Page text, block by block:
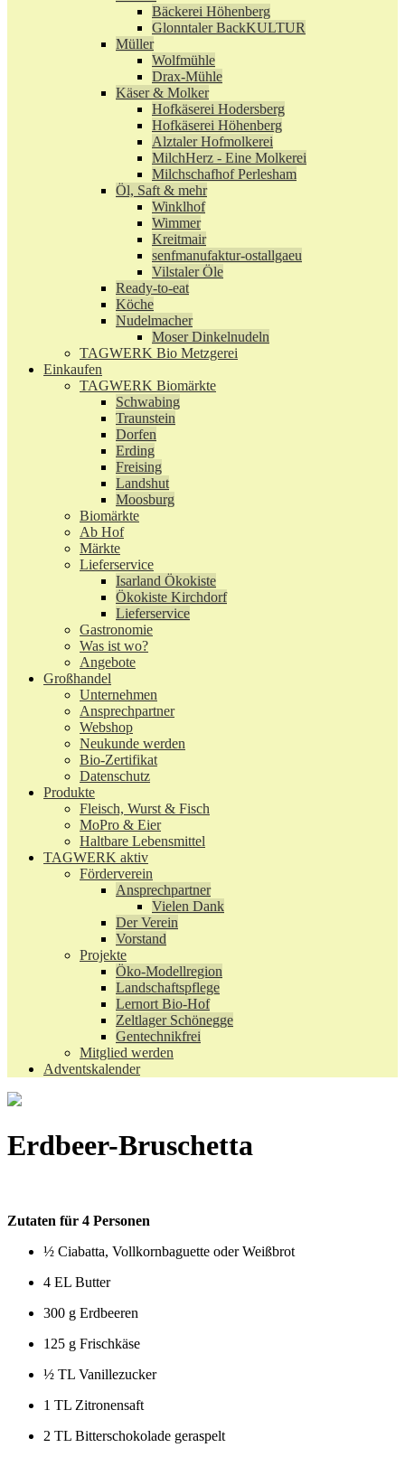
Bäckerei Höhenberg
Glonntaler BackKULTUR
Müller
Wolfmühle
Drax-Mühle
Käser & Molker
Hofkäserei Hodersberg
Hofkäserei Höhenberg
Alztaler Hofmolkerei
MilchHerz - Eine Molkerei
Milchschafhof Perlesham
Öl, Saft & mehr
Winklhof
Wimmer
Kreitmair
senfmanufaktur-ostallgaeu
Vilstaler Öle
Ready-to-eat
Köche
Nudelmacher
Moser Dinkelnudeln
TAGWERK Bio Metzgerei
Einkaufen
TAGWERK Biomärkte
Schwabing
Traunstein
Dorfen
Erding
Freising
Landshut
Moosburg
Biomärkte
Ab Hof
Märkte
Lieferservice
Isarland Ökokiste
Ökokiste Kirchdorf
Lieferservice
Gastronomie
Was ist wo?
Angebote
Großhandel
Unternehmen
Ansprechpartner
Webshop
Neukunde werden
Bio-Zertifikat
Datenschutz
Produkte
Fleisch, Wurst & Fisch
MoPro & Eier
Haltbare Lebensmittel
TAGWERK aktiv
Förderverein
Ansprechpartner
Vielen Dank
Der Verein
Vorstand
Projekte
Öko-Modellregion
Landschaftspflege
Lernort Bio-Hof
Zeltlager Schönegge
Gentechnikfrei
Mitglied werden
Adventskalender
Erdbeer-Bruschetta
Zutaten für 4 Personen
½ Ciabatta, Vollkornbaguette oder Weißbrot
4 EL Butter
300 g Erdbeeren
125 g Frischkäse
½ TL Vanillezucker
1 TL Zitronensaft
2 TL Bitterschokolade geraspelt